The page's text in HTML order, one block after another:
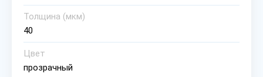
Толщина (мкм)
40
Цвет
прозрачный